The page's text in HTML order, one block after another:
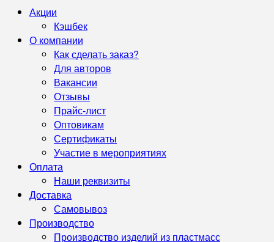
Акции
Кэшбек
О компании
Как сделать заказ?
Для авторов
Вакансии
Отзывы
Прайс-лист
Оптовикам
Сертификаты
Участие в мероприятиях
Оплата
Наши реквизиты
Доставка
Самовывоз
Производство
Производство изделий из пластмасс